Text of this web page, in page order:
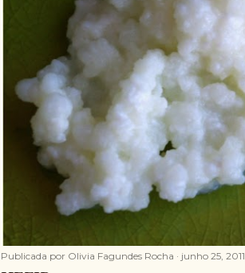
Publicada por Olivia Fagundes Rocha junho 25, 2011